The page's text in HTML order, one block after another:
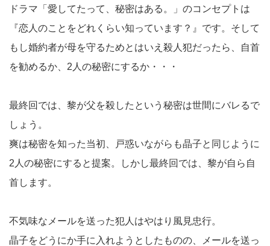
ドラマ「愛してたって、秘密はある。」のコンセプトは
『恋人のことをどれくらい知っています？』です。そして
もし婚約者が母を守るためとはいえ殺人犯だったら、自首
を勧めるか、2人の秘密にするか・・・
最終回では、黎が父を殺したという秘密は世間にバレるで
しょう。
爽は秘密を知った当初、戸惑いながらも晶子と同じように
2人の秘密にすると提案。しかし最終回では、黎が自ら自
首します。
不気味なメールを送った犯人はやはり風見忠行。
晶子をどうにか手に入れようとしたものの、メールを送っ